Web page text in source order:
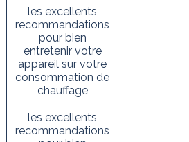
les excellents
recommandations
pour bien
entretenir votre
appareil sur votre
consommation de
chauffage
les excellents
recommandations